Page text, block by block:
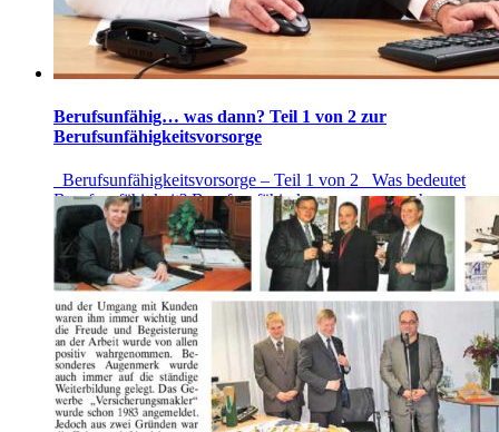
Berufsunfähig… was dann? Teil 1 von 2 zur
Berufsunfähigkeitsvorsorge
Berufsunfähigkeitsvorsorge – Teil 1 von 2 Was bedeutet
Berufsunfähigkeit? Berufsunfähig kann man aus mehreren
Gründen werden. Nach einem Unfall oder durch Krankheit,
insbesondere auch aus psychischen Erkrankungen ergeben
sich schon heute über ein Drittel der Berufsunfähigkeitsfälle
in Österreich. Was der Staat im Falle einer Berufsunfähigkeit
für Sie leistet: Kann man aus gesundheitlichen Gründen […]